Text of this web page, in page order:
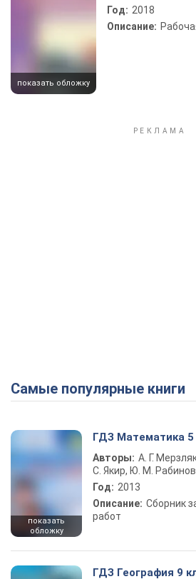
показать обложку
Год: 2018
Описание:
Самые популярные книги
показать
обложку
ГДЗ Математика 5
Авторы: А. Г.
С. Якир, Ю. М.
Год: 2013
Описание: Сборник
работ
ГДЗ География 9